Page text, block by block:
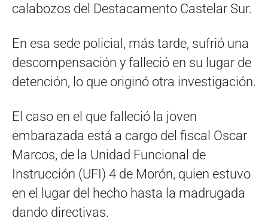
calabozos del Destacamento Castelar Sur.
En esa sede policial, más tarde, sufrió una
descompensación y falleció en su lugar de
detención, lo que originó otra investigación.
El caso en el que falleció la joven
embarazada está a cargo del fiscal Oscar
Marcos, de la Unidad Funcional de
Instrucción (UFI) 4 de Morón, quien estuvo
en el lugar del hecho hasta la madrugada
dando directivas.